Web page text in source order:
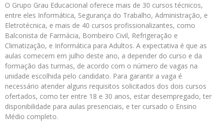
O Grupo Grau Educacional oferece mais de 30 cursos técnicos,
entre eles Informática, Segurança do Trabalho, Administração, e
Eletrotécnica, e mais de 40 cursos profissionalizantes, como
Balconista de Farmácia, Bombeiro Civil, Refrigeração e
Climatização, e Informática para Adultos. A expectativa é que as
aulas comecem em julho deste ano, a depender do curso e da
formação das turmas, de acordo com o número de vagas na
unidade escolhida pelo candidato. Para garantir a vaga é
necessário atender alguns requisitos solicitados dos dois cursos
ofertados, como ter entre 18 e 30 anos, estar desempregado, ter
disponibilidade para aulas presenciais, e ter cursado o Ensino
Médio completo.